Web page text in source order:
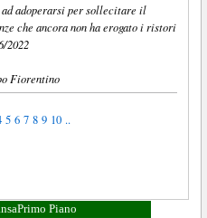
ad adoperarsi per sollecitare il
che ancora non ha erogato i ristori
2022
Fiorentino
5 6 7 8 9 10 ..
Primo Piano